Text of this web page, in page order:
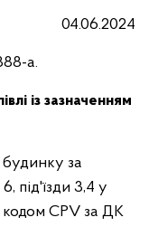
04.06.2024
a.
із зазначенням
будинку за
під'їзди 3,4 у
CPV за ДК